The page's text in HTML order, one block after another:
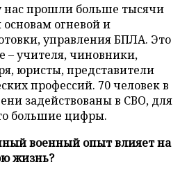
нас прошли больше тысячи
огневой и
управления БПЛА. Это
– учителя, чиновники,
юристы, представители
профессий. 70 человек в
задействованы в СВО, для
большие цифры.
военный опыт влияет на
жизнь?